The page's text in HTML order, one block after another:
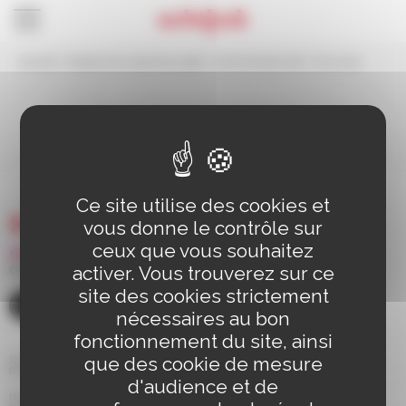
Veil / 6 à 11 ans
03 88 83 90 00
CONTACT
110 route de Bischwiller BP 98
67 302 SCHILTIGHEIM Cedex
Horaires d'ouverture de la mairie
Panneau de gestion des cookies
Ce site utilise des cookies et
vous donne le contrôle sur
ceux que vous souhaitez
activer. Vous trouverez sur ce
site des cookies strictement
nécessaires au bon
fonctionnement du site, ainsi
que des cookie de mesure
d'audience et de